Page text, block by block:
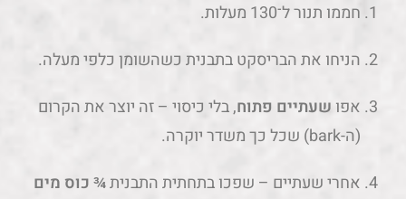
חממו תנור ל־130 מעלות.
הניחו את הבריסקט בתבנית כשהשומן כלפי מעלה.
אפו שעתיים פתוח, בלי כיסוי – זה יוצר את הקרום
(ה-bark) שכל כך משדר יוקרה.
אחרי שעתיים – שפכו בתחתית התבנית¾ כוס מים